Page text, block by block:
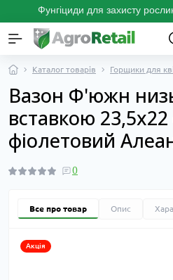
Фунгіциди для захисту
Каталог товарів Горщики для
Вазон Ф'южн
вставкою
фіолетовий
0
Все про товар Опис
Акція